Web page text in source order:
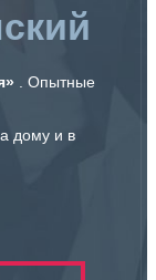
. Опытные
дому и в